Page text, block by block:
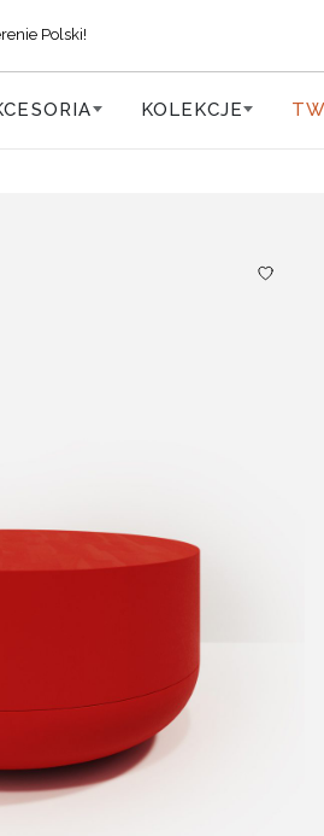
Polski!
KOLEKCJE